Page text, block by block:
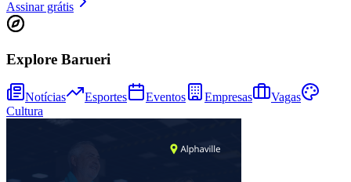
Assinar grátis
Explore Barueri
Notícias Esportes Eventos Empresas
Vagas
Cultura